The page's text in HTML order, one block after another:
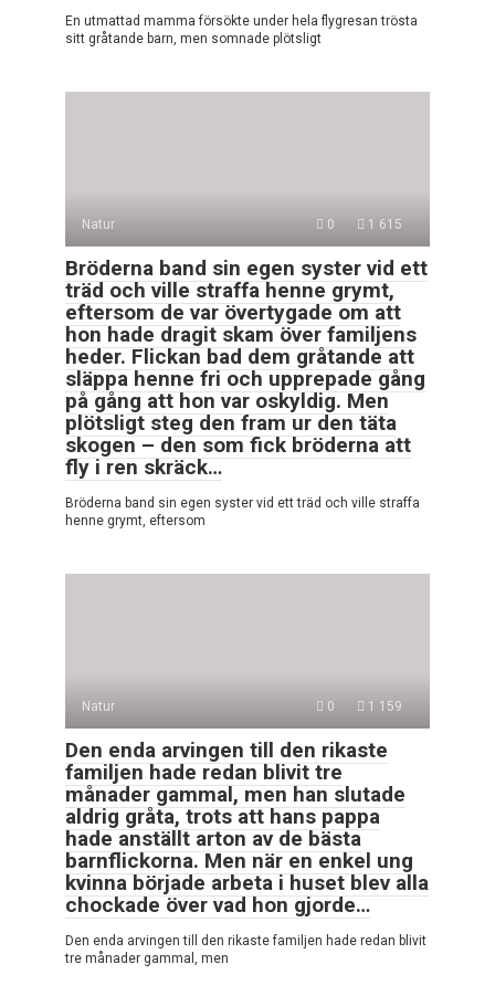
En utmattad mamma försökte under hela flygresan trösta
sitt gråtande barn, men somnade plötsligt
Natur 0 1 615
Bröderna band sin egen syster vid ett
träd och ville straffa henne grymt,
eftersom de var övertygade om att
hon hade dragit skam över familjens
heder. Flickan bad dem gråtande att
släppa henne fri och upprepade gång
på gång att hon var oskyldig. Men
plötsligt steg den fram ur den täta
skogen – den som fick bröderna att
fly i ren skräck…
Bröderna band sin egen syster vid ett träd och ville straffa
henne grymt, eftersom
Natur 0 1 159
Den enda arvingen till den rikaste
familjen hade redan blivit tre
månader gammal, men han slutade
aldrig gråta, trots att hans pappa
hade anställt arton av de bästa
barnflickorna. Men när en enkel ung
kvinna började arbeta i huset blev alla
chockade över vad hon gjorde…
Den enda arvingen till den rikaste familjen hade redan blivit
tre månader gammal, men